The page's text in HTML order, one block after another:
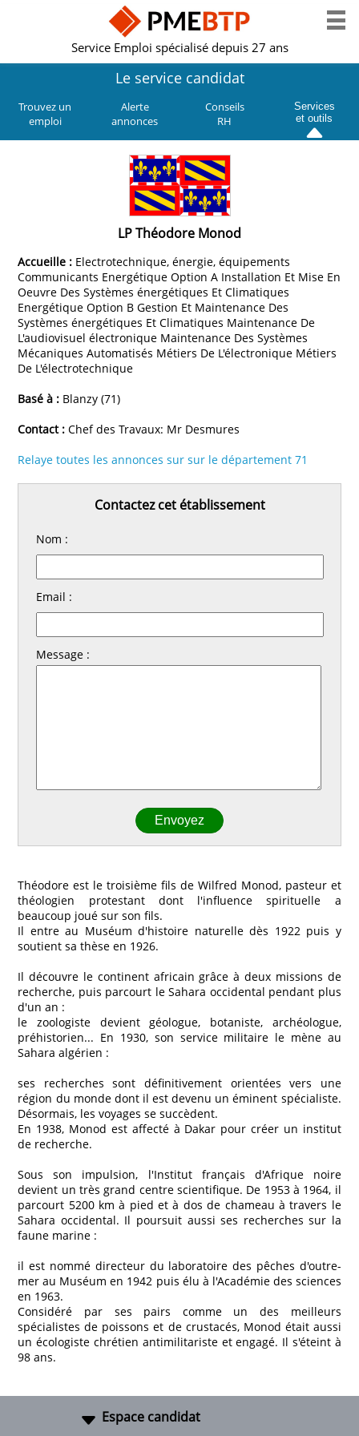
Service Emploi spécialisé depuis 27 ans
Le service candidat
Trouvez un
emploi
Alerte
annonces
Conseils
RH
Services
et outils
LP Théodore Monod
Accueille : Electrotechnique, énergie, équipements
Communicants Energétique Option A Installation Et Mise En
Oeuvre Des Systèmes énergétiques Et Climatiques
Energétique Option B Gestion Et Maintenance Des
Systèmes énergétiques Et Climatiques Maintenance De
L'audiovisuel électronique Maintenance Des Systèmes
Mécaniques Automatisés Métiers De L'électronique Métiers
De L'électrotechnique
Basé à : Blanzy (71)
Contact : Chef des Travaux: Mr Desmures
Relaye toutes les annonces sur sur le département 71
Contactez cet établissement
Nom :
Email :
Message :
Théodore est le troisième fils de Wilfred Monod, pasteur et
théologien protestant dont l'influence spirituelle a
beaucoup joué sur son fils.
Il entre au Muséum d'histoire naturelle dès 1922 puis y
soutient sa thèse en 1926.
Il découvre le continent africain grâce à deux missions de
recherche, puis parcourt le Sahara occidental pendant plus
d'un an :
le zoologiste devient géologue, botaniste, archéologue,
préhistorien... En 1930, son service militaire le mène au
Sahara algérien :
ses recherches sont définitivement orientées vers une
région du monde dont il est devenu un éminent spécialiste.
Désormais, les voyages se succèdent.
En 1938, Monod est affecté à Dakar pour créer un institut
de recherche.
Sous son impulsion, l'Institut français d'Afrique noire
devient un très grand centre scientifique. De 1953 à 1964, il
parcourt 5200 km à pied et à dos de chameau à travers le
Sahara occidental. Il poursuit aussi ses recherches sur la
faune marine :
il est nommé directeur du laboratoire des pêches d'outre-
mer au Muséum en 1942 puis élu à l'Académie des sciences
en 1963.
Considéré par ses pairs comme un des meilleurs
spécialistes de poissons et de crustacés, Monod était aussi
un écologiste chrétien antimilitariste et engagé. Il s'éteint à
98 ans.
Espace candidat